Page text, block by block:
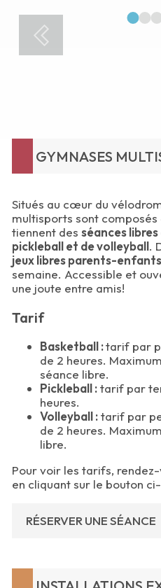
GYMNASES
Situés au cœur du
multisports sont
tiennent des séances
pickleball et de volleyball.
jeux libres parents-enfants
semaine. Accessible et
une joute entre amis!
Tarif
Basketball :tarif par
de 2 heures.
séance libre.
Pickleball :tarif par
heures.
Volleyball :tarif par
de 2 heures.
libre.
Pour voir les tarifs,
en cliquant sur le bouton
RÉSERVER UNE SÉANCE